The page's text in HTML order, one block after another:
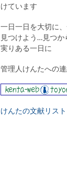
けています
一日一日を大切に
見つけよう…見つ
実りある一日に
管理人けんたへの
けんたの文献リスト